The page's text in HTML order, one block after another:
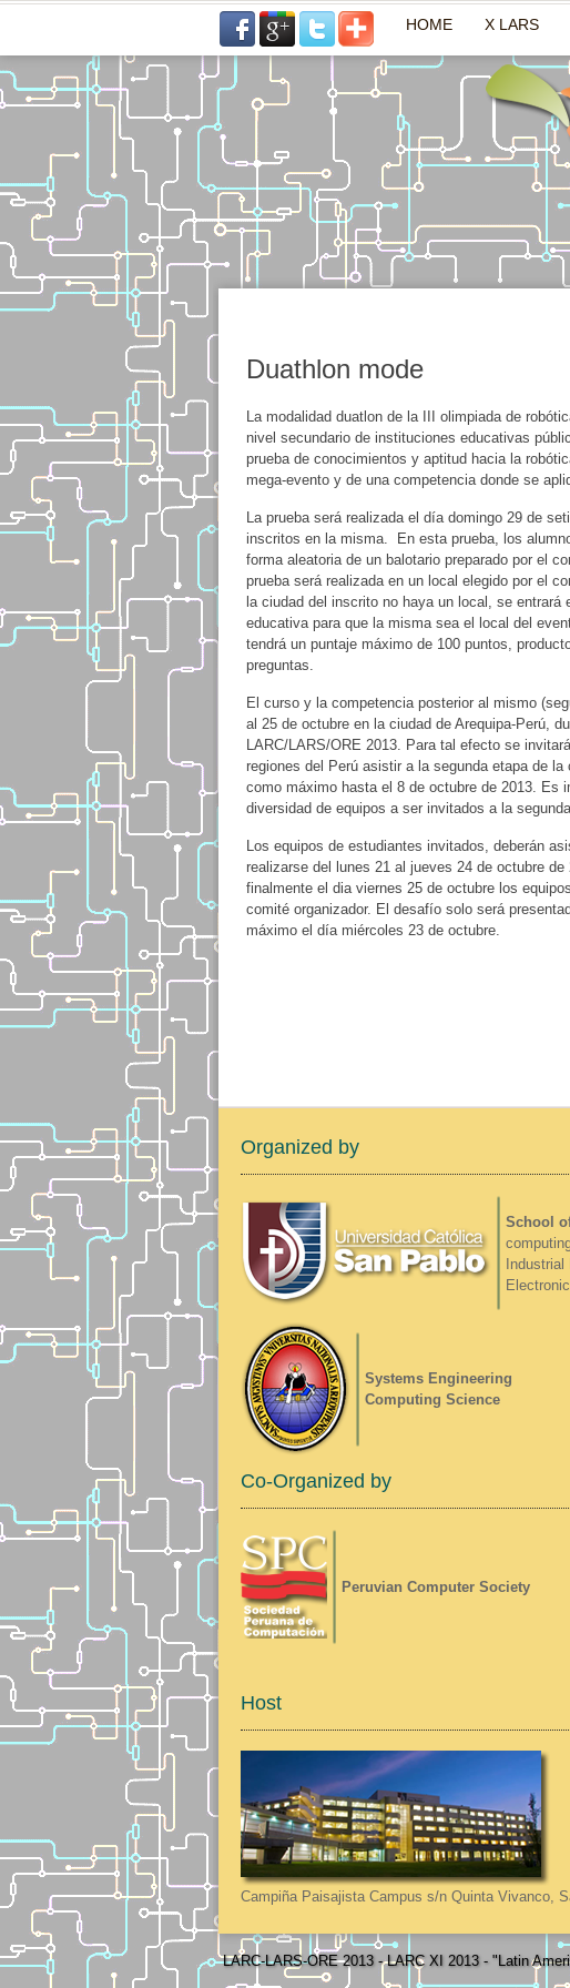
HOME X LARS
Duathlon mode
La modalidad duatlon de la III olimpiada de
nivel secundario de instituciones educativas
prueba de conocimientos y aptitud hacia la
mega-evento y de una competencia donde se
La prueba será realizada el día domingo 29 de
inscritos en la misma. En esta prueba, los
forma aleatoria de un balotario preparado por el
prueba será realizada en un local elegido por el
la ciudad del inscrito no haya un local, se
educativa para que la misma sea el local del
tendrá un puntaje máximo de 100 puntos,
preguntas.
El curso y la competencia posterior al mismo
al 25 de octubre en la ciudad de Arequipa-Perú,
LARC/LARS/ORE 2013. Para tal efecto se
regiones del Perú asistir a la segunda etapa de
como máximo hasta el 8 de octubre de 2013. Es
diversidad de equipos a ser invitados a la
Los equipos de estudiantes invitados, deberán
realizarse del lunes 21 al jueves 24 de octubre
finalmente el dia viernes 25 de octubre los
comité organizador. El desafío solo será
máximo el día miércoles 23 de octubre.
Organized by
School
Industrial
Systems Engineering
Computing Science
Co-Organized by
Peruvian Computer Society
Host
Campiña Paisajista Campus s/n Quinta Vivanco,
LARC-LARS-ORE 2013 - LARC XI 2013 - "Latin